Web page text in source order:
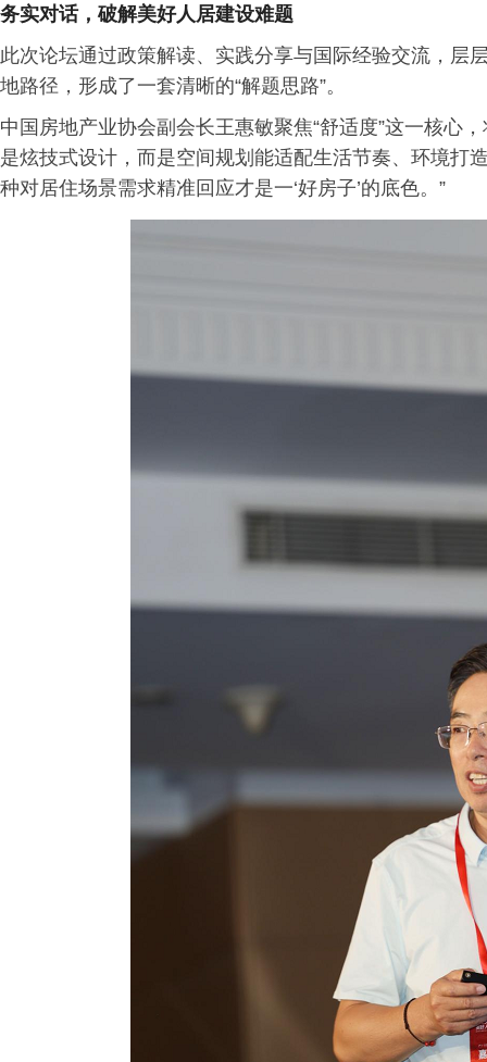
务实对话，破解美好人居建设难题
此次论坛通过政策解读、实践分享与国际经验交流，层
地路径，形成了一套清晰的“解题思路”。
中国房地产业协会副会长王惠敏聚焦“舒适度”这一核心
是炫技式设计，而是空间规划能适配生活节奏、环境打
种对居住场景需求精准回应才是一‘好房子’的底色。”